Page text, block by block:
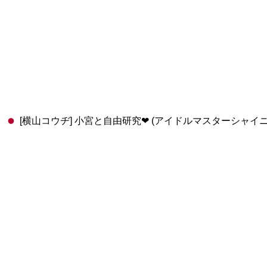
[横山コウヂ] 小宮と自由研究❤ (アイドルマスターシャイ